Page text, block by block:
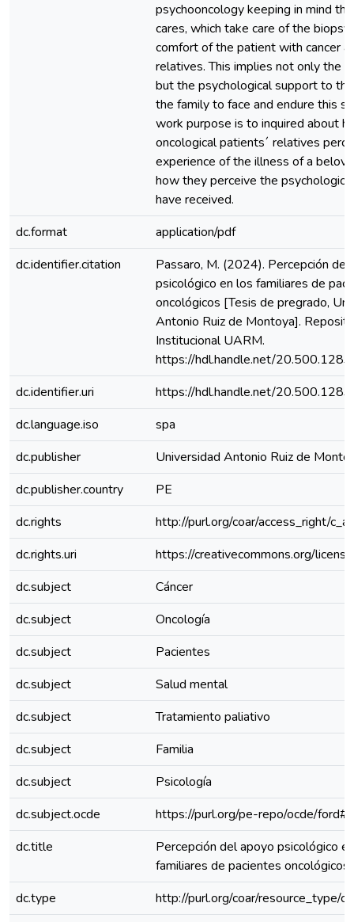
psychooncology keeping in mind
cares, which take care of the
comfort of the patient with cancer
relatives. This implies not only the
but the psychological support to
the family to face and endure this
work purpose is to inquired about
oncological patients´ relatives
experience of the illness of a
how they perceive the
have received.
dc.format
application/pdf
dc.identifier.citation
Passaro, M. (2024). Percepción del
psicológico en los familiares de
oncológicos [Tesis de pregrado,
Antonio Ruiz de Montoya].
Institucional UARM.
https://hdl.handle.net/
dc.identifier.uri
https://hdl.handle.net/
dc.language.iso
spa
dc.publisher
Universidad Antonio Ruiz de
dc.publisher.country
PE
dc.rights
http://purl.org/coar/access_right/
dc.rights.uri
https://creativecommons.org/
dc.subject
Cáncer
dc.subject
Oncología
dc.subject
Pacientes
dc.subject
Salud mental
dc.subject
Tratamiento paliativo
dc.subject
Familia
dc.subject
Psicología
dc.subject.ocde
https://purl.org/pe-repo/ocde/
dc.title
Percepción del apoyo psicológico
familiares de pacientes oncológicos
dc.type
http://purl.org/coar/resource_type/